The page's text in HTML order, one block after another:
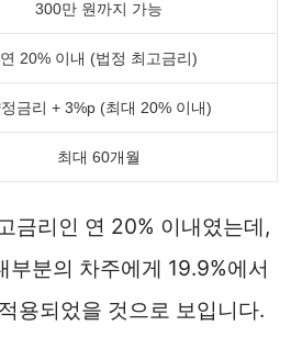
300만 원까지 가능
연 20% 이내 (법정 최고금리)
금리 + 3%p (최대 20% 이내)
최대 60개월
금리인 연 20% 이내였는데,
부분의 차주에게 19.9%에서
용되었을 것으로 보입니다.